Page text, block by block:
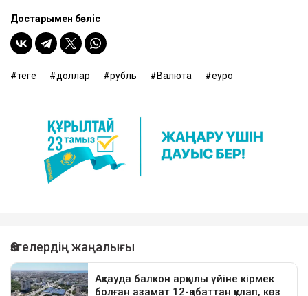
Достарыңмен бөліс
теңге доллар рубль Валюта еуро